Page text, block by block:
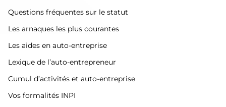
Questions fréquentes sur le statut
Les arnaques les plus courantes
Les aides en auto-entreprise
Lexique de l’auto-entrepreneur
Cumul d’activités et auto-entreprise
Vos formalités INPI